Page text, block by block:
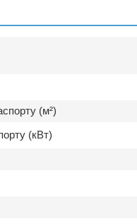
(м²)
(кВт)